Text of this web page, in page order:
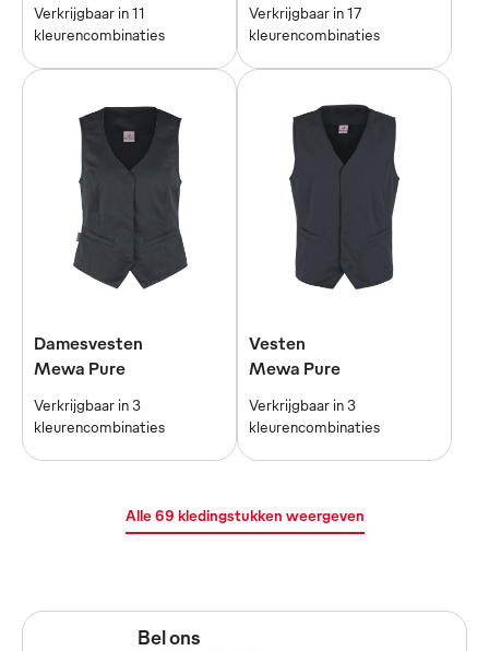
Verkrijgbaar in 11
kleurencombinaties
Verkrijgbaar in 17
kleurencombinaties
Damesvesten
Mewa Pure
Verkrijgbaar in 3
kleurencombinaties
Vesten
Mewa Pure
Verkrijgbaar in 3
kleurencombinaties
Alle 69 kledingstukken weergeven
Bel ons